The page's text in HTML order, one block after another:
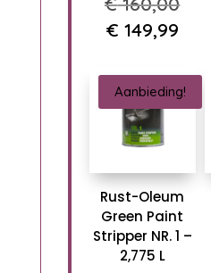
€
€ 149,99
is:
€
Aanbieding!
Rust-Oleum
Green Paint
Stripper NR. 1 –
2,775 L